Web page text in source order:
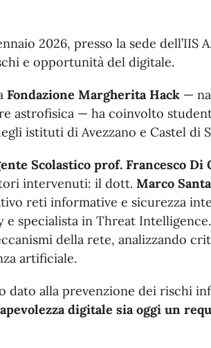
2026, presso la sede dell’IIS
e opportunità del digitale.
Fondazione Margherita Hack —
astrofisica — ha coinvolto
istituti di Avezzano e Castel di
Scolastico prof. Francesco Di
intervenuti: il dott. Marco
reti informative e sicurezza
e specialista in Threat
della rete, analizzando
artificiale.
dato alla prevenzione dei rischi
digitale sia oggi un